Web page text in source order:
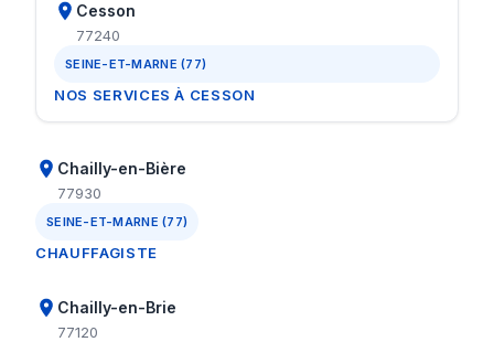
Cesson
77240
SEINE-ET-MARNE (77)
NOS SERVICES À CESSON
Chailly-en-Bière
77930
SEINE-ET-MARNE (77)
CHAUFFAGISTE
Chailly-en-Brie
77120